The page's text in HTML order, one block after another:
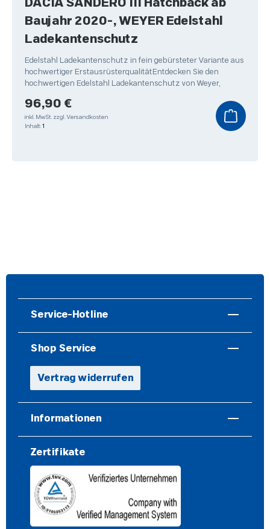
DACIA SANDERO III Hatchback ab
Baujahr 2020-, WEYER Edelstahl
Ladekantenschutz
Edelstahl Ladekantenschutz in fein gebürsteter Variante aus
hochwertiger ErstausrüsterqualitätEntdecken Sie den
hochwertigen Edelstahl Ladekantenschutz von Weyer,
Regulärer Preis:
96,90 €
inkl. MwSt. zzgl. Versandkosten
Inhalt: 1
Service-Hotline
Shop Service
Vertrag widerrufen
Informationen
Zertifikate